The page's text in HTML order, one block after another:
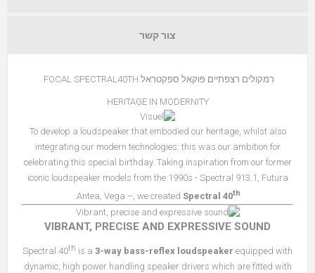
צור קשר
רמקולים רצפתיים פוקאל ספקטראל FOCAL SPECTRAL40TH
HERITAGE IN MODERNITY
To develop a loudspeaker that embodied our heritage, whilst also
integrating our modern technologies: this was our ambition for
celebrating this special birthday. Taking inspiration from our former
iconic loudspeaker models from the 1990s - Spectral 913.1, Futura
Antea, Vega –, we created Spectral 40th
VIBRANT, PRECISE AND EXPRESSIVE SOUND
Spectral 40th is a 3-way bass-reflex loudspeaker equipped with
dynamic, high power handling speaker drivers which are fitted with